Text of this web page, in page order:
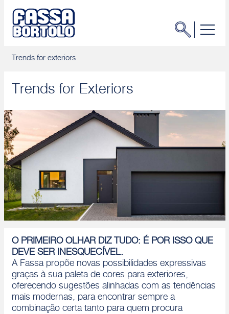
Trends for exteriors
Trends for Exteriors
O PRIMEIRO OLHAR DIZ TUDO: É POR ISSO QUE
DEVE SER INESQUECÍVEL.
A Fassa propõe novas possibilidades expressivas
graças à sua paleta de cores para exteriores,
oferecendo sugestões alinhadas com as tendências
mais modernas, para encontrar sempre a
combinação certa tanto para quem procura